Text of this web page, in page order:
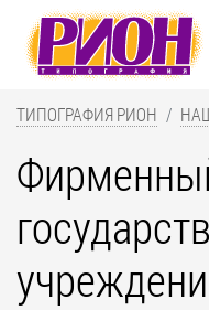
ТИПОГРАФИЯ РИОН